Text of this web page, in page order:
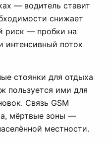
— водитель ставит
снижает
риск — пробки на
интенсивный поток
стоянки для отдыха
пользуется ими для
Связь GSM
мёртвые зоны —
местности.